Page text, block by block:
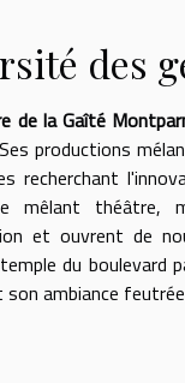
des
de la Gaîté
productions
recherchant
mêlant théâtre,
et ouvrent de
du boulevard
son ambiance